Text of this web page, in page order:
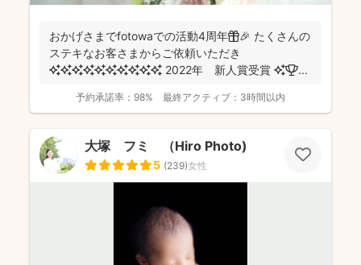
おかげさまでfotowaでの活動4周年🎁🎉 たくさんの
ステキなお客さまからご依頼いただき
✨✨✨✨✨✨✨✨✨✨ 2022年 新人賞受賞 ✨🏆 ...
予約承諾率： 98% 最終アクティブ： 3時間以内
大塚 フミ （Hiro Photo)
5 (239)女性